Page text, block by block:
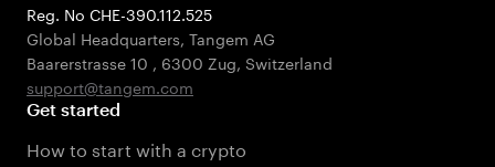
Reg. No CHE-390.112.525
Global Headquarters, Tangem AG
Baarerstrasse 10 , 6300 Zug, Switzerland
support@tangem.com
Get started
How to start with a crypto